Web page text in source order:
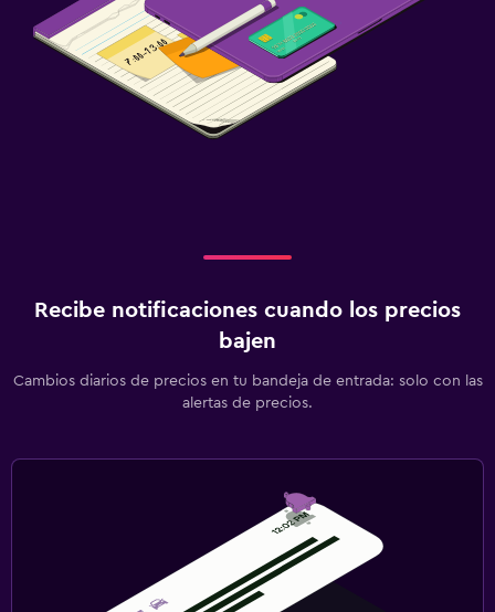
Recibe notificaciones cuando los precios
bajen
Cambios diarios de precios en tu bandeja de entrada: solo con las
alertas de precios.